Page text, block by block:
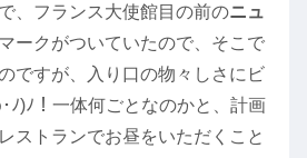
、フランス大使館目の前のニュ
ークがついていたので、そこで
ですが、入り口の物々しさにビ
ﾉ)ﾉ！一体何ごとなのかと、計画
ストランでお昼をいただくこと